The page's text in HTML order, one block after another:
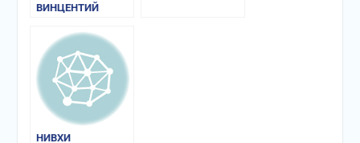
ВИНЦЕНТИЙ
«ПОЛЬСКАЯ
ХРОНИКА»
НИВХИ